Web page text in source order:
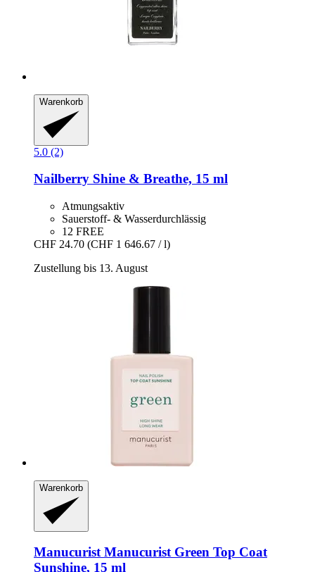
Warenkorb
5.0 (2)
Nailberry Shine & Breathe, 15 ml
Atmungsaktiv
Sauerstoff- & Wasserdurchlässig
12 FREE
CHF 24.70 (CHF 1 646.67 / l)
Zustellung bis 13. August
Warenkorb
ManucuristManucurist Green Top Coat
Sunshine, 15 ml